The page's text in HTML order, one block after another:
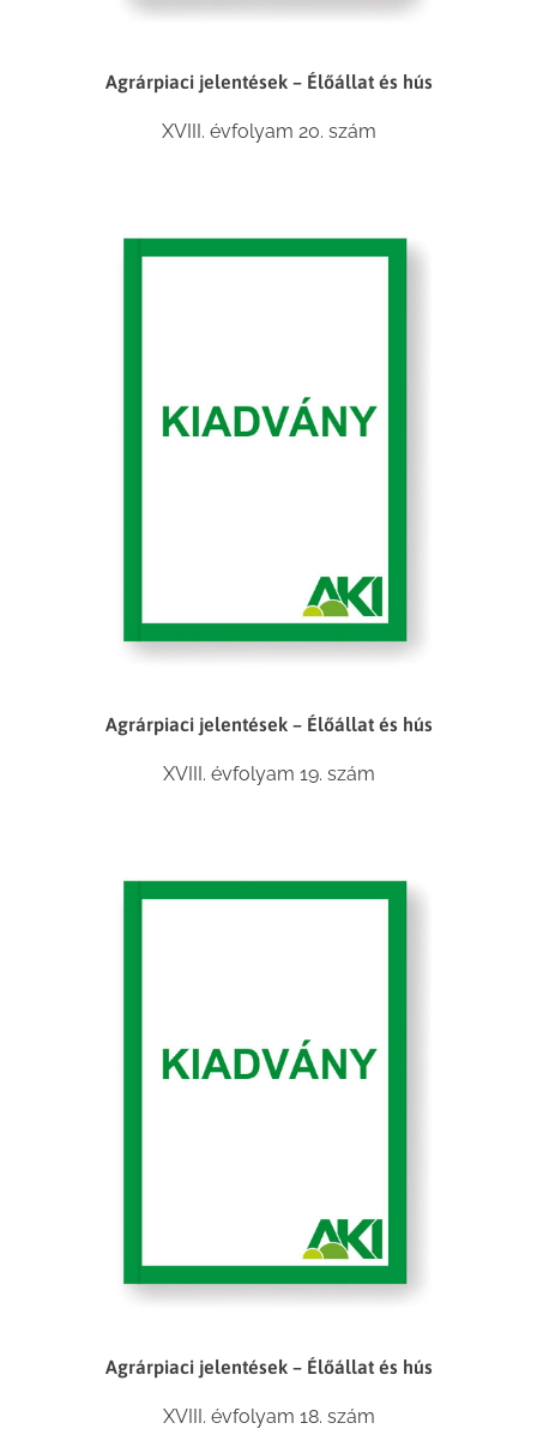
Agrárpiaci jelentések – Élőállat és hús
XVIII. évfolyam 20. szám
Agrárpiaci jelentések – Élőállat és hús
XVIII. évfolyam 19. szám
Agrárpiaci jelentések – Élőállat és hús
XVIII. évfolyam 18. szám